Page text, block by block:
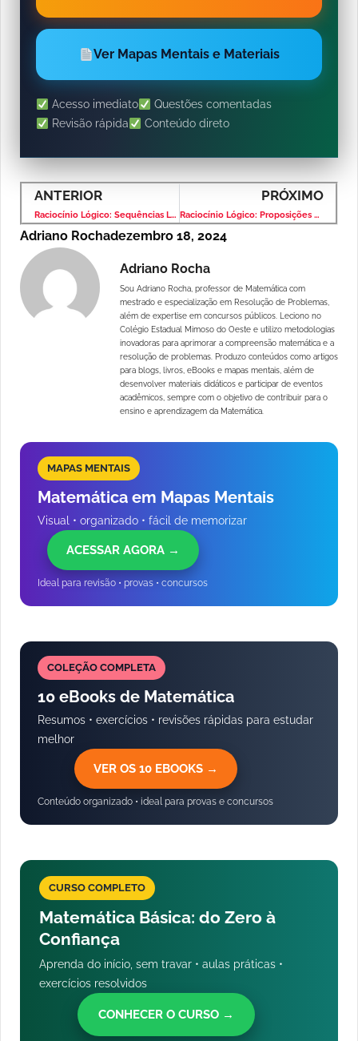
Ver Mapas Mentais e Materiais
Acesso imediato
Questões comentadas
Revisão rápida
Conteúdo direto
ANTERIOR
Raciocínio Lógico: Sequências Lógicas – Banca VUNESP – Nível Médio
PRÓXIMO
Raciocínio Lógico: Proposições Simples – Banca VUNESP – Nível Médio
Adriano Rochadezembro 18, 2024
Adriano Rocha
Sou Adriano Rocha, professor de Matemática com
mestrado e especialização em Resolução de Problemas,
além de expertise em concursos públicos. Leciono no
Colégio Estadual Mimoso do Oeste e utilizo metodologias
inovadoras para aprimorar a compreensão matemática e a
resolução de problemas. Produzo conteúdos como artigos
para blogs, livros, eBooks e mapas mentais, além de
desenvolver materiais didáticos e participar de eventos
acadêmicos, sempre com o objetivo de contribuir para o
ensino e aprendizagem da Matemática.
MAPAS MENTAIS
Matemática em Mapas Mentais
Visual • organizado • fácil de memorizar
ACESSAR AGORA →
Ideal para revisão • provas • concursos
COLEÇÃO COMPLETA
10 eBooks de Matemática
Resumos • exercícios • revisões rápidas para estudar
melhor
VER OS 10 EBOOKS →
Conteúdo organizado • ideal para provas e concursos
CURSO COMPLETO
Matemática Básica: do Zero à
Confiança
Aprenda do início, sem travar • aulas práticas •
exercícios resolvidos
CONHECER O CURSO →